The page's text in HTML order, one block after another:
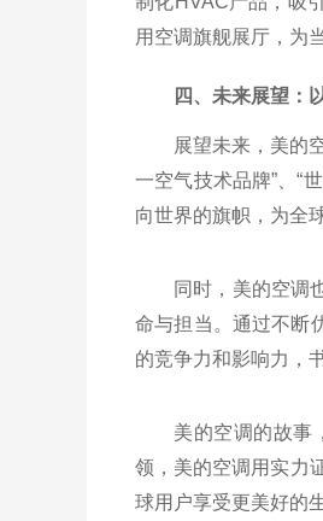
用空调旗舰展厅，为
四、未来展望：
展望未来，美的
一空气技术品牌”、“
向世界的旗帜，为全
同时，美的空调
命与担当。通过不断
的竞争力和影响力，
美的空调的故事
领，美的空调用实力
球用户享受更美好的